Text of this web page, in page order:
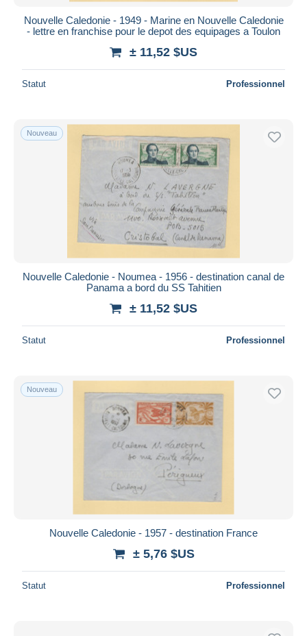
Nouvelle Caledonie - 1949 - Marine en Nouvelle Caledonie
- lettre en franchise pour le depot des equipages a Toulon
± 11,52 $US
Statut Professionnel
Nouveau
Nouvelle Caledonie - Noumea - 1956 - destination canal de
Panama a bord du SS Tahitien
± 11,52 $US
Statut Professionnel
Nouveau
Nouvelle Caledonie - 1957 - destination France
± 5,76 $US
Statut Professionnel